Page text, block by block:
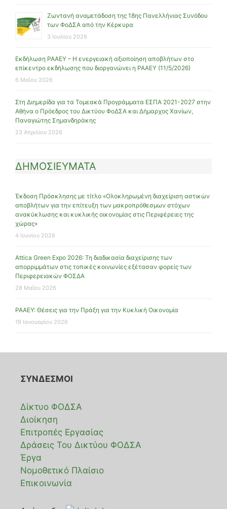
Ζωντανή αναμετάδοση της 18ης Πανελλήνιας Συνόδου
των ΦοΔΣΑ από την Κέρκυρα
3 Ιουλίου 2026
Εκδήλωση ΡΑΑΕΥ – Η ενεργειακή αξιοποίηση αποβλήτων στο
επίκεντρο εκδήλωσης που διοργανώνει η ΡΑΑΕΥ (11/5/2026)
6 Μαΐου 2026
Στη Διημερίδα για τα Τομεακά Προγράμματα ΕΣΠΑ 2021-2027 στην
Αθήνα ο Πρόεδρος του Δικτύου ΦοΔΣΑ και Δήμαρχος Χανίων,
Παναγιώτης Σημανδηράκης
23 Απριλίου 2026
ΔΗΜΟΣΙΕΥΜΑΤΑ
Έκδοση Πρόσκλησης με τίτλο «Ολοκληρωμένη διαχείριση αστικών
αποβλήτων για την επίτευξη των μακροπρόθεσμων στόχων
ανακύκλωσης και κυκλικής οικονομίας στις Περιφέρειες της
χώρας»
4 Ιουνίου 2026
Attica Green Expo 2026: Τη διαδικασία διαχείρισης των
απορριμμάτων στις τοπικές κοινωνίες εξέτασαν φορείς των
Περιφερειακών ΦΟΣΔΑ
28 Μαΐου 2026
ΡΑΑΕΥ: Θέσεις για την Πράξη για την Κυκλική Οικονομία
19 Ιανουαρίου 2026
ΣΥΝΔΕΣΜΟΙ
Δίκτυο ΦΟΔΣΑ
Διοίκηση
Επιτροπές Εργασίας
Δράσεις Του Δικτύου ΦΟΔΣΑ
Έργα
Νομοθετικό Πλαίσιο
Επικοινωνία